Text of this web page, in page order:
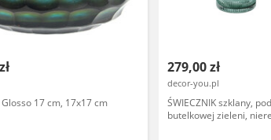
17 cm, 17x17 cm
279,00 zł
decor-you.pl
ŚWIECZNIK szklany,
butelkowej zieleni,